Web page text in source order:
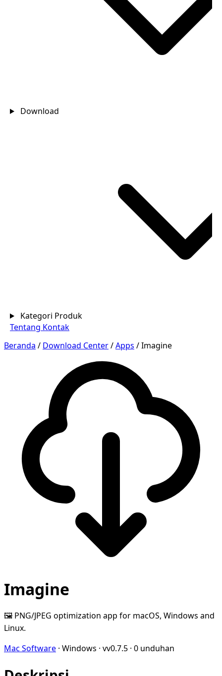
Download
Kategori Produk
Tentang Kontak
Beranda / Download Center/Apps /Imagine
Imagine
🖼️ PNG/JPEG optimization app for macOS, Windows and
Linux.
Mac Software · Windows · vv0.7.5 · 0 unduhan